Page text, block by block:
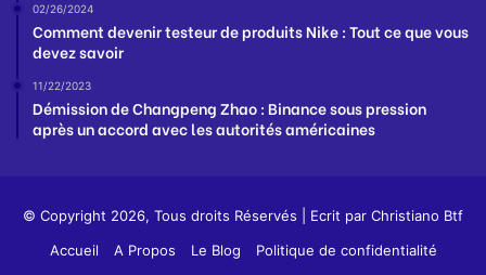
02/26/2024
Comment devenir testeur de produits Nike : Tout ce que vous
devez savoir
11/22/2023
Démission de Changpeng Zhao : Binance sous pression
après un accord avec les autorités américaines
© Copyright 2026, Tous droits Réservés | Ecrit par Christiano Btf
Accueil
A Propos Le Blog Politique de confidentialité